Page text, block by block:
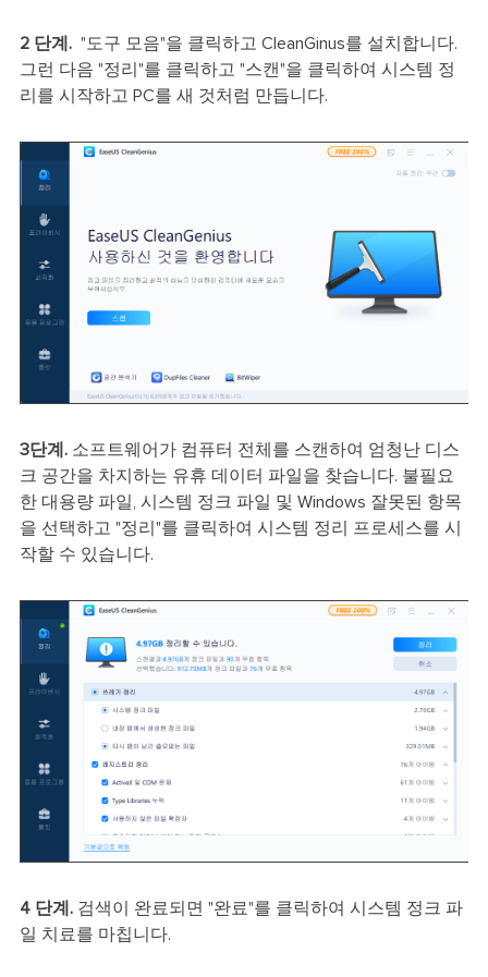
2 단계. "도구 모음"을 클릭하고 CleanGinus를 설치합니다.
그런 다음 "정리"를 클릭하고 "스캔"을 클릭하여 시스템 정
리를 시작하고 PC를 새 것처럼 만듭니다.
3단계. 소프트웨어가 컴퓨터 전체를 스캔하여 엄청난 디스
크 공간을 차지하는 유휴 데이터 파일을 찾습니다. 불필요
한 대용량 파일, 시스템 정크 파일 및 Windows 잘못된 항목
을 선택하고 "정리"를 클릭하여 시스템 정리 프로세스를 시
작할 수 있습니다.
4 단계. 검색이 완료되면 "완료"를 클릭하여 시스템 정크 파
일 치료를 마칩니다.